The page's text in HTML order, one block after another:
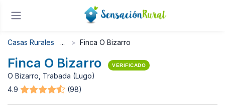
Casas Rurales Finca O Bizarro
Finca O Bizarro VERIFICADO
O Bizarro, Trabada (Lugo)
4.9
(98)